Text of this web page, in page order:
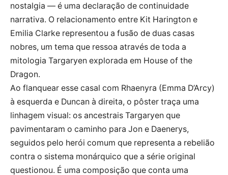
nostalgia — é uma declaração de continuidade
narrativa. O relacionamento entre Kit Harington e
Emilia Clarke representou a fusão de duas casas
nobres, um tema que ressoa através de toda a
mitologia Targaryen explorada em House of the
Dragon.
Ao flanquear esse casal com Rhaenyra (Emma D’Arcy)
à esquerda e Duncan à direita, o pôster traça uma
linhagem visual: os ancestrais Targaryen que
pavimentaram o caminho para Jon e Daenerys,
seguidos pelo herói comum que representa a rebelião
contra o sistema monárquico que a série original
questionou. É uma composição que conta uma